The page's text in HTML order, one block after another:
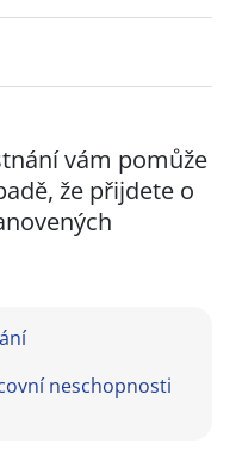
vám pomůže
že přijdete o
neschopnosti